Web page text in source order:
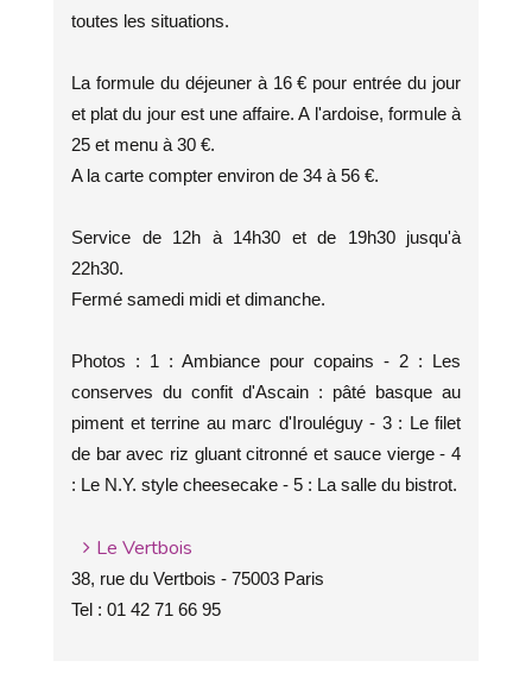
toutes les situations.
La formule du déjeuner à 16 € pour entrée du jour
et plat du jour est une affaire. A l'ardoise, formule à
25 et menu à 30 €.
A la carte compter environ de 34 à 56 €.
Service de 12h à 14h30 et de 19h30 jusqu'à
22h30.
Fermé samedi midi et dimanche.
Photos : 1 : Ambiance pour copains - 2 : Les
conserves du confit d'Ascain : pâté basque au
piment et terrine au marc d'Irouléguy - 3 : Le filet
de bar avec riz gluant citronné et sauce vierge - 4
: Le N.Y. style cheesecake - 5 : La salle du bistrot.
Le Vertbois
38, rue du Vertbois - 75003 Paris
Tel : 01 42 71 66 95